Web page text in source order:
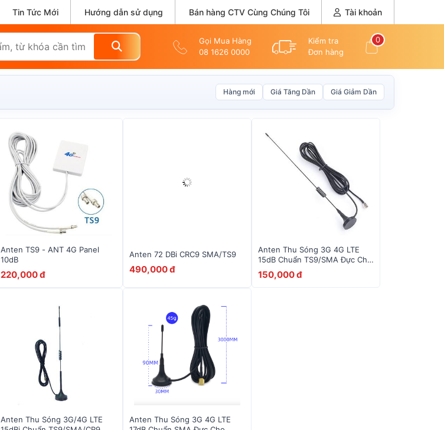
Tin Tức Mới Hướng dẫn sử dụng Bán hàng CTV Cùng Chúng Tôi Tài khoản
Gọi Mua Hàng
08 1626 0000
Kiểm tra
Đơn hàng
0
Hàng mới Giá Tăng Dần Giá Giảm Dần
Anten TS9 - ANT 4G Panel
10dB
220,000 đ
Anten 72 DBi CRC9 SMA/TS9
490,000 đ
Anten Thu Sóng 3G 4G LTE
15dB Chuẩn TS9/SMA Đực Cho
Bộ Phát Wifi Sim 3G 4G
150,000 đ
Anten Thu Sóng 3G/4G LTE
Anten Thu Sóng 3G 4G LTE